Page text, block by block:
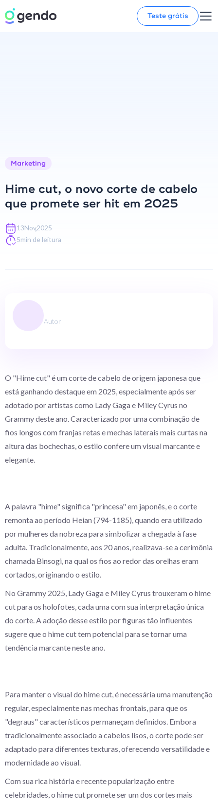
Teste grátis
Marketing
Hime cut, o novo corte de cabelo
que promete ser hit em 2025
13Nov,2025
5min de leitura
Autor
O "Hime cut" é um corte de cabelo de origem japonesa que
está ganhando destaque em 2025, especialmente após ser
adotado por artistas como Lady Gaga e Miley Cyrus no
Grammy deste ano. Caracterizado por uma combinação de
fios longos com franjas retas e mechas laterais mais curtas na
altura das bochechas, o estilo confere um visual marcante e
elegante.
A palavra "hime" significa "princesa" em japonês, e o corte
remonta ao período Heian (794-1185), quando era utilizado
por mulheres da nobreza para simbolizar a chegada à fase
adulta. Tradicionalmente, aos 20 anos, realizava-se a cerimônia
chamada Binsogi, na qual os fios ao redor das orelhas eram
cortados, originando o estilo.
No Grammy 2025, Lady Gaga e Miley Cyrus trouxeram o hime
cut para os holofotes, cada uma com sua interpretação única
do corte. A adoção desse estilo por figuras tão influentes
sugere que o hime cut tem potencial para se tornar uma
tendência marcante neste ano.
Para manter o visual do hime cut, é necessária uma manutenção
regular, especialmente nas mechas frontais, para que os
"degraus" característicos permaneçam definidos. Embora
tradicionalmente associado a cabelos lisos, o corte pode ser
adaptado para diferentes texturas, oferecendo versatilidade e
modernidade ao visual.
Com sua rica história e recente popularização entre
celebridades, o hime cut promete ser um dos cortes mais